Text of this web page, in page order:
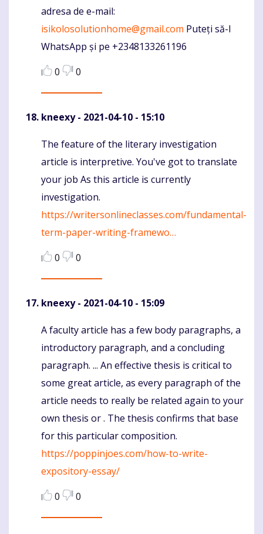
adresa de e-mail:
isikolosolutionhome@gmail.com Puteți să-l
WhatsApp și pe +2348133261196
0
0
kneexy- 2021-04-10 - 15:10
Komentaras
The feature of the literary investigation
article is interpretive. You've got to translate
your job As this article is currently
investigation.
https://writersonlineclasses.com/fundamental-
term-paper-writing-framewo…
0
0
kneexy- 2021-04-10 - 15:09
Komentaras
A faculty article has a few body paragraphs, a
introductory paragraph, and a concluding
paragraph. ... An effective thesis is critical to
some great article, as every paragraph of the
article needs to really be related again to your
own thesis or . The thesis confirms that base
for this particular composition.
https://poppinjoes.com/how-to-write-
expository-essay/
0
0